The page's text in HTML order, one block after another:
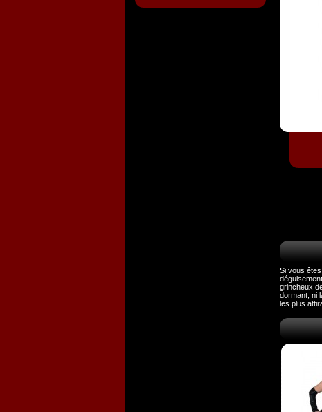
Si vous
déguisement
grincheux
dormant, ni
les plus